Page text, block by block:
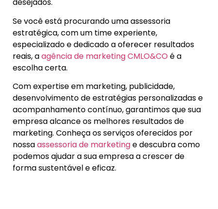
desejados.
Se você está procurando uma assessoria
estratégica, com um time experiente,
especializado e dedicado a oferecer resultados
reais, aagência de marketing CMLO&CO é a
escolha certa.
Com expertise em marketing, publicidade,
desenvolvimento de estratégias personalizadas e
acompanhamento contínuo, garantimos que sua
empresa alcance os melhores resultados de
marketing. Conheça os serviços oferecidos por
nossaassessoria de marketinge descubra como
podemos ajudar a sua empresa a crescer de
forma sustentável e eficaz.